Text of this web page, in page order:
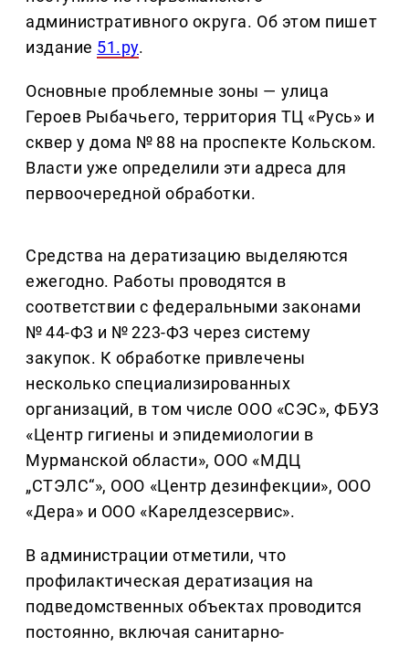
административного округа. Об этом пишет
издание 51.ру.
Основные проблемные зоны — улица
Героев Рыбачьего, территория ТЦ «Русь» и
сквер у дома № 88 на проспекте Кольском.
Власти уже определили эти адреса для
первоочередной обработки.
Средства на дератизацию выделяются
ежегодно. Работы проводятся в
соответствии с федеральными законами
№ 44-ФЗ и № 223-ФЗ через систему
закупок. К обработке привлечены
несколько специализированных
организаций, в том числе ООО «СЭС», ФБУЗ
«Центр гигиены и эпидемиологии в
Мурманской области», ООО «МДЦ
„СТЭЛС“», ООО «Центр дезинфекции», ООО
«Дера» и ООО «Карелдезсервис».
В администрации отметили, что
профилактическая дератизация на
подведомственных объектах проводится
постоянно, включая санитарно-